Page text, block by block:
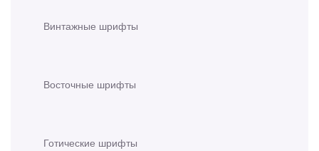
Винтажные шрифты
Восточные шрифты
Готические шрифты